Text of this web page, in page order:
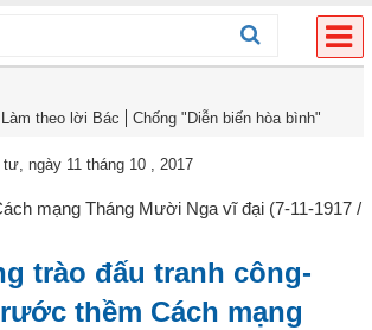
Làm theo lời Bác Chống "Diễn biến hòa bình"
ngày 11 tháng 10 , 2017
mạng Tháng Mười Nga vĩ đại (7-11-1917 /
trào đấu tranh công-
thềm Cách mạng